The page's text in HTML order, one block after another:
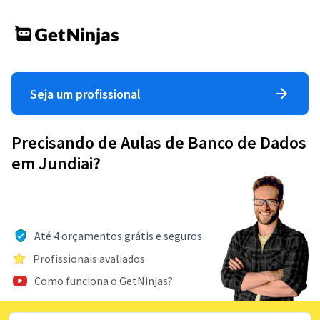
Seja um profissional
Precisando de Aulas de Banco de Dados
em Jundiai?
Até 4 orçamentos grátis e seguros
Profissionais avaliados
Como funciona o GetNinjas?